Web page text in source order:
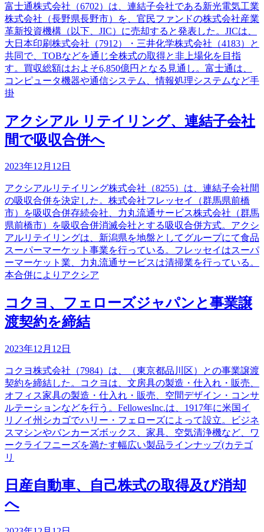
富士通株式会社（6702）は、連結子会社である新光電気工業
株式会社（長野県長野市）を、官民ファンドの株式会社産業
革新投資機構（以下、JIC）に売却すると発表した。JICは、
大日本印刷株式会社（7912）・三井化学株式会社（4183）と
共同で、TOBなどを通じ全株式の取得と非上場化を目指
す。買収総額はおよそ6,850億円となる見通し。富士通は、
コンピュータ機器や通信システム、情報処理システムなど手
掛
アクシアル リテイリング、連結子会社
間で吸収合併へ
2023年12月12日
アクシアルリテイリング株式会社（8255）は、連結子会社間
の吸収合併を決定した。株式会社フレッセイ（群馬県前橋
市）を吸収合併存続会社、力丸流通サービス株式会社（群馬
県前橋市）を吸収合併消滅会社とする吸収合併方式。アクシ
アルリテイリングは、新潟県を地盤としてグループにて食品
スーパーマーケット事業を行っている。フレッセイはスーパ
ーマーケット業、力丸流通サービスは清掃業を行っている。
本合併によりアクシア
コクヨ、フェローズジャパンと事業譲
渡契約を締結
2023年12月12日
コクヨ株式会社（7984）は、（東京都品川区）との事業譲渡
契約を締結した。コクヨは、文房具の製造・仕入れ・販売、
オフィス家具の製造・仕入れ・販売、空間デザイン・コンサ
ルテーションなどを行う。FellowesInc.は、1917年に米国イ
リノイ州シカゴでハリー・フェローズによって設立。ビジネ
スマシンやバンカーズボックス、家具、空気清浄機など、ワ
ークライフニーズを満たす幅広い製品ラインナップ(カテゴ
リ
日産自動車、自己株式の取得及び消却
へ